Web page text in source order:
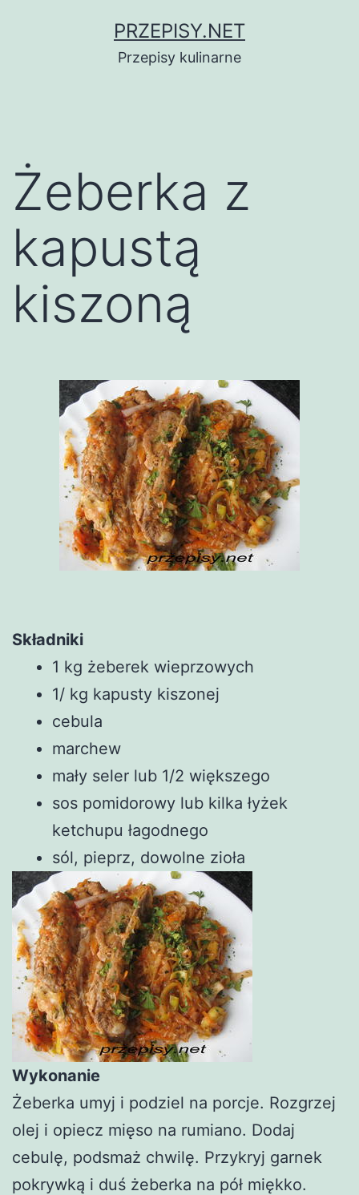
PRZEPISY.NET
Przepisy kulinarne
Żeberka z
kapustą
kiszoną
Składniki
1 kg żeberek wieprzowych
1/ kg kapusty kiszonej
cebula
marchew
mały seler lub 1/2 większego
sos pomidorowy lub kilka łyżek
ketchupu łagodnego
sól, pieprz, dowolne zioła
Wykonanie
Żeberka umyj i podziel na porcje. Rozgrzej
olej i opiecz mięso na rumiano. Dodaj
cebulę, podsmaż chwilę. Przykryj garnek
pokrywką i duś żeberka na pół miękko.